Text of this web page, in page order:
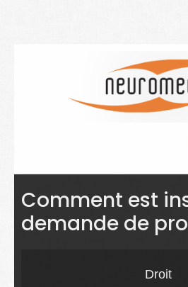
Actualités
Sciences
Comment est
demande de
Droit